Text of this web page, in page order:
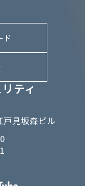
ティ
戸見坂森ビル
ド